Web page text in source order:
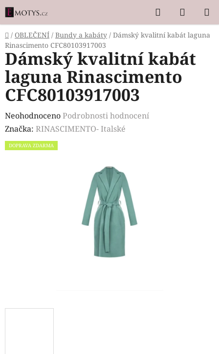
Přejít
na
obsah
Hledat
KOŠÍK
Domů
/ OBLEČENÍ / Bundy a kabáty / Dámský kvalitní kabát laguna
Rinascimento CFC80103917003
Dámský kvalitní kabát
laguna Rinascimento
CFC80103917003
Průměrné
hodnocení
produktu
NeohodnocenoPodrobnosti hodnocení
Značka: RINASCIMENTO- Italské
DOPRAVA ZDARMA